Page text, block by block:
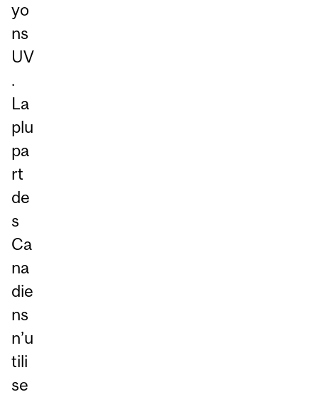
yo
ns
UV
.
La
plu
pa
rt
de
s
Ca
na
die
ns
n’u
tili
se